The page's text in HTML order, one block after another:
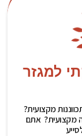
למגזר
מקצועית?
מקצועית? אתם